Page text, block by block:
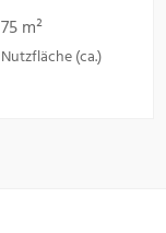
75 m²
Nutzfläche (ca.)